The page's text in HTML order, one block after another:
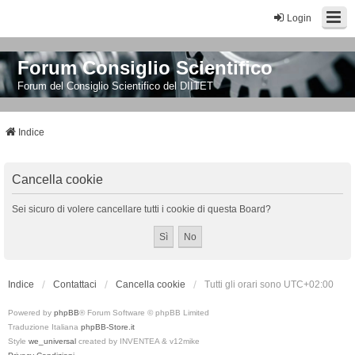
Login
Forum Consiglio Scientifico
Forum del Consiglio Scientifico del DIITET
Indice
Cancella cookie
Sei sicuro di volere cancellare tutti i cookie di questa Board?
Indice Contattaci Cancella cookie Tutti gli orari sono UTC+02:00
Powered by phpBB® Forum Software © phpBB Limited
Traduzione Italiana phpBB-Store.it
Style we_universal created by INVENTEA & v12mike